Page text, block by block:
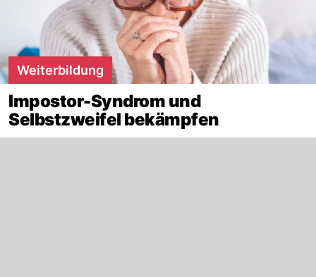
Weiterbildung
Impostor-Syndrom und
Selbstzweifel bekämpfen